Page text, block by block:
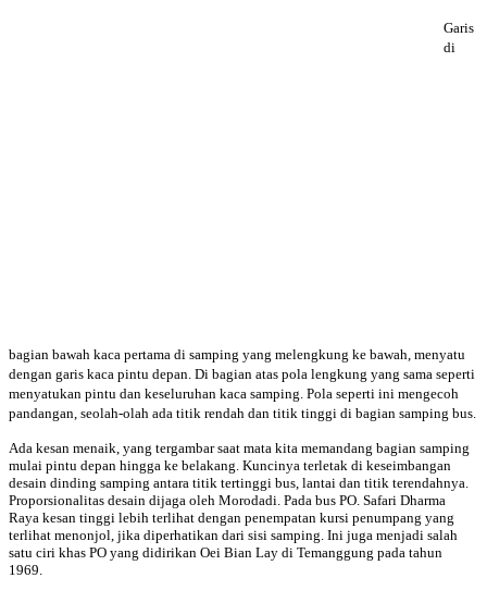
Garis
di
bagian bawah kaca pertama di samping yang melengkung ke bawah, menyatu
dengan garis kaca pintu depan. Di bagian atas pola lengkung yang sama seperti
menyatukan pintu dan keseluruhan kaca samping. Pola seperti ini mengecoh
pandangan, seolah-olah ada titik rendah dan titik tinggi di bagian samping bus.
Ada kesan menaik, yang tergambar saat mata kita memandang bagian samping
mulai pintu depan hingga ke belakang. Kuncinya terletak di keseimbangan
desain dinding samping antara titik tertinggi bus, lantai dan titik terendahnya.
Proporsionalitas desain dijaga oleh Morodadi. Pada bus PO. Safari Dharma
Raya kesan tinggi lebih terlihat dengan penempatan kursi penumpang yang
terlihat menonjol, jika diperhatikan dari sisi samping. Ini juga menjadi salah
satu ciri khas PO yang didirikan Oei Bian Lay di Temanggung pada tahun
1969.